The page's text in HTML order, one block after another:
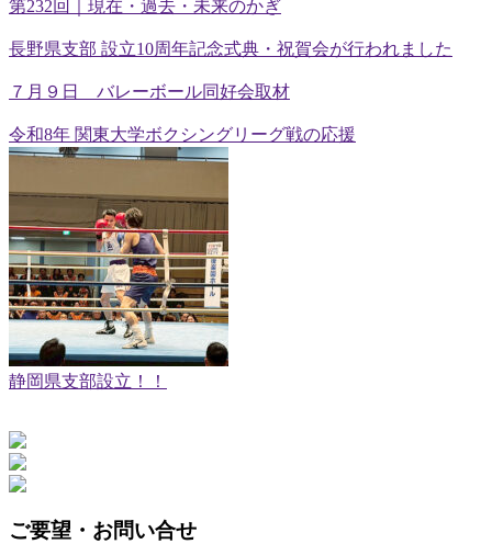
ー
第232回｜現在・過去・未来のかぎ
長野県支部 設立10周年記念式典・祝賀会が行われました
７月９日 バレーボール同好会取材
令和8年 関東大学ボクシングリーグ戦の応援
静岡県支部設立！！
ご要望・お問い合せ